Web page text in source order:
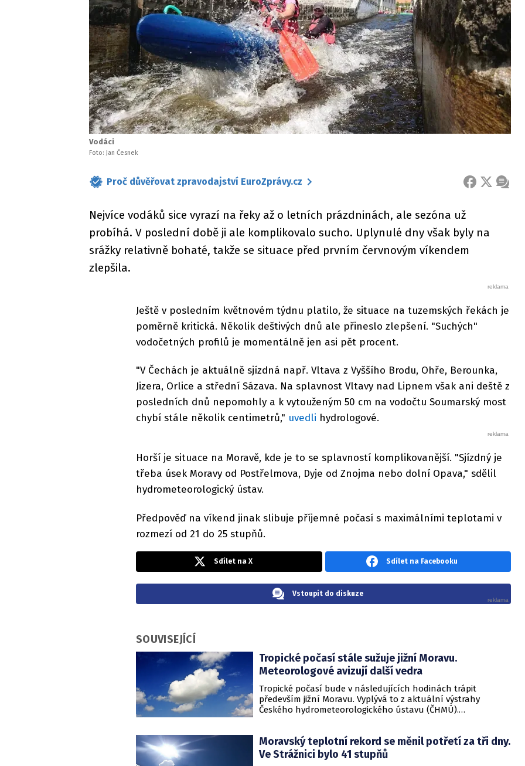
Vodáci
Foto: Jan Česnek
Proč důvěřovat zpravodajství EuroZprávy.cz FACEBOOK
X
Nejvíce vodáků sice vyrazí na řeky až o letních prázdninách, ale sezóna už
probíhá. V poslední době ji ale komplikovalo sucho. Uplynulé dny však byly na
srážky relativně bohaté, takže se situace před prvním červnovým víkendem
zlepšila.
Ještě v posledním květnovém týdnu platilo, že situace na tuzemských řekách je
poměrně kritická. Několik deštivých dnů ale přineslo zlepšení. "Suchých"
vodočetných profilů je momentálně jen asi pět procent.
"V Čechách je aktuálně sjízdná např. Vltava z Vyššího Brodu, Ohře, Berounka,
Jizera, Orlice a střední Sázava. Na splavnost Vltavy nad Lipnem však ani deště z
posledních dnů nepomohly a k vytouženým 50 cm na vodočtu Soumarský most
chybí stále několik centimetrů," uvedli hydrologové.
Horší je situace na Moravě, kde je to se splavností komplikovanější. "Sjízdný je
třeba úsek Moravy od Postřelmova, Dyje od Znojma nebo dolní Opava," sdělil
hydrometeorologický ústav.
Předpověď na víkend jinak slibuje příjemné počasí s maximálními teplotami v
rozmezí od 21 do 25 stupňů.
Sdílet na X Sdílet na Facebooku
Vstoupit do diskuze
SOUVISEJÍCÍ
Tropické počasí stále sužuje jižní Moravu.
Meteorologové avizují další vedra
Tropické počasí bude v následujících hodinách trápit
především jižní Moravu. Vyplývá to z aktuální výstrahy
Českého hydrometeorologického ústavu (ČHMÚ).
Moravský teplotní rekord se měnil potřetí za tři dny.
Ve Strážnici bylo 41 stupňů